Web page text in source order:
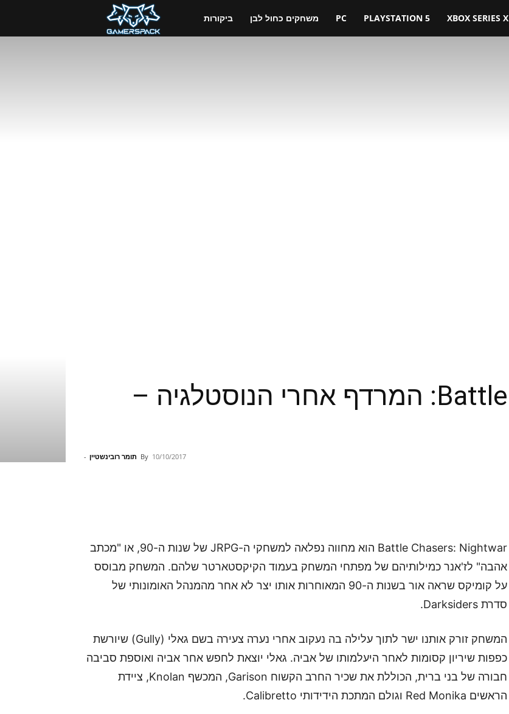
ביקורות משחקים כחול לבן PC PLAYSTATION 5 XBOX SERIES X
Battle Chasers: Nightwar: המרדף אחרי הנוסטלגיה –
By תומר רובינשטיין - 10/10/2017
Battle Chasers: Nightwar הוא מחווה נפלאה למשחקי ה-JRPG של שנות ה-90, או "מכתב
אהבה" לז'אנר כמילותיהם של מפתחי המשחק בעמוד הקיקסטארטר שלהם. המשחק מבוסס
על קומיקס שראה אור בשנות ה-90 המאוחרות אותו יצר לא אחר מהמנהל האומונותי של
סדרת Darksiders.
המשחק זורק אותנו ישר לתוך עלילה בה נעקוב אחרי נערה צעירה בשם גאלי (Gully) שיורשת
כפפות שיריון קסומות לאחר היעלמותו של אביה. גאלי יוצאת לחפש אחר אביה ואוספת סביבה
חבורה של בני ברית, הכוללת את שכיר החרב הקשוח Garison, המכשף Knolan, ציידת
הראשים Red Monika וגולם המתכת הידידותי Calibretto.